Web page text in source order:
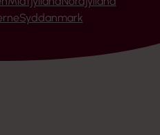
Syddanmark